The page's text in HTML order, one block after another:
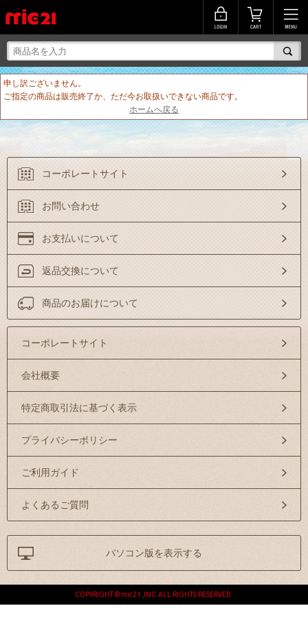
申し訳ございません。
ご指定の商品は販売終了か、ただ今お取扱いできない商品です。
ホームへ戻る
コーポレートサイト
お問い合わせ
お支払いについて
返品交換について
商品のお届けについて
コーポレートサイト
会社概要
特定商取引法に基づく表示
プライバシーポリシー
ご利用ガイド
よくあるご質問
パソコン版を表示する
COPYRIGHT © mic21 ,INC.ALL RIGHTS RESERVED.